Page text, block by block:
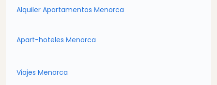
Alquiler Apartamentos Menorca
Apart-hoteles Menorca
Viajes Menorca